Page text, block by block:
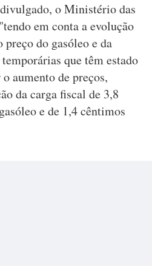
o Ministério das
em conta a evolução
preço do gasóleo e da
que têm estado
aumento de preços,
da carga fiscal de 3,8
e de 1,4 cêntimos